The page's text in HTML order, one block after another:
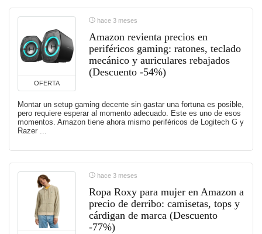
OFERTA
hace 3 meses
Amazon revienta precios en
periféricos gaming: ratones, teclado
mecánico y auriculares rebajados
(Descuento -54%)
Montar un setup gaming decente sin gastar una fortuna es posible,
pero requiere esperar al momento adecuado. Este es uno de esos
momentos. Amazon tiene ahora mismo periféricos de Logitech G y
Razer ...
hace 3 meses
Ropa Roxy para mujer en Amazon a
precio de derribo: camisetas, tops y
cárdigan de marca (Descuento
-77%)